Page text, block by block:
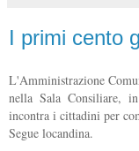
I primi cento
L'Amministrazione
nella Sala Consiliare,
incontra i cittadini per
Segue locandina.